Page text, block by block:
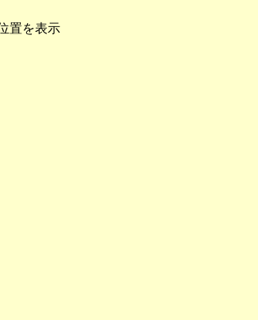
置を表示